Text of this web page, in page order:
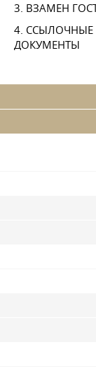
3. ВЗАМЕН
4. ССЫЛОЧНЫЕ
ДОКУМЕНТЫ